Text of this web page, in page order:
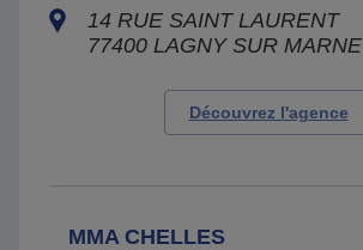
14 RUE SAINT LAURENT
77400 LAGNY SUR MARNE
Découvrez l'agence
MMA CHELLES